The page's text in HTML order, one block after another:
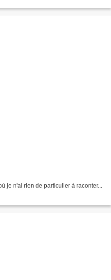
je n'ai rien de particulier à raconter...